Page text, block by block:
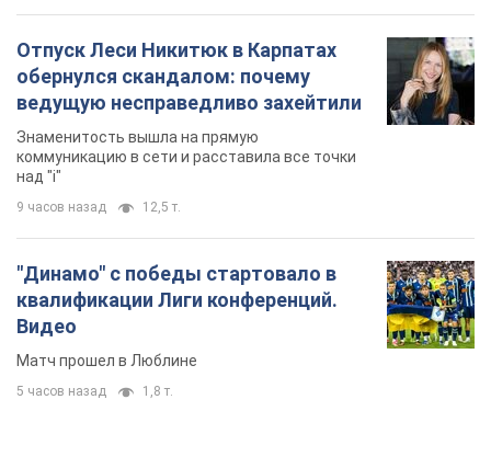
Отпуск Леси Никитюк в Карпатах
обернулся скандалом: почему
ведущую несправедливо захейтили
Знаменитость вышла на прямую
коммуникацию в сети и расставила все точки
над "i"
9 часов назад 12,5 т.
"Динамо" с победы стартовало в
квалификации Лиги конференций.
Видео
Матч прошел в Люблине
5 часов назад 1,8 т.